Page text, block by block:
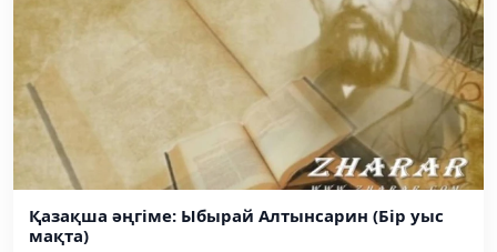
Қазақша әңгіме: Ыбырай Алтынсарин (Бір уыс
мақта)